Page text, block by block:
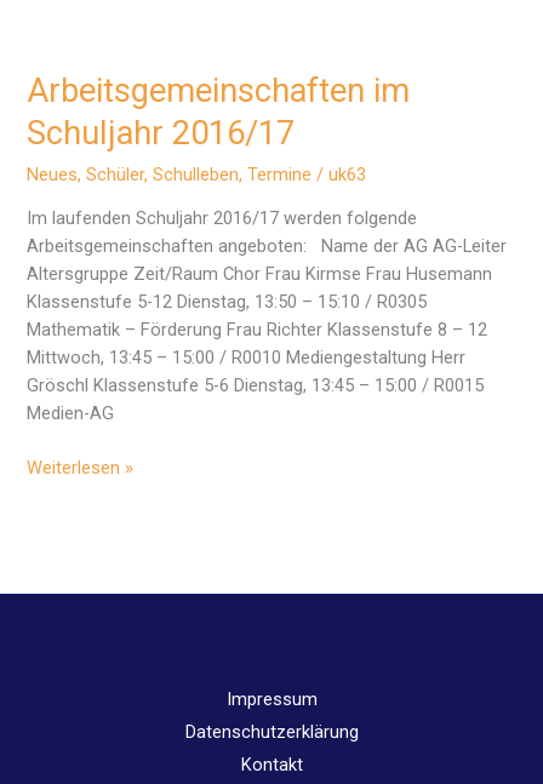
debattiert“
Arbeitsgemeinschaften im
Schuljahr 2016/17
Neues,Schüler,Schulleben,Termine /uk63
Im laufenden Schuljahr 2016/17 werden folgende
Arbeitsgemeinschaften angeboten: Name der AG AG-Leiter
Altersgruppe Zeit/Raum Chor Frau Kirmse Frau Husemann
Klassenstufe 5-12 Dienstag, 13:50 – 15:10 / R0305
Mathematik – Förderung Frau Richter Klassenstufe 8 – 12
Mittwoch, 13:45 – 15:00 / R0010 Mediengestaltung Herr
Gröschl Klassenstufe 5-6 Dienstag, 13:45 – 15:00 / R0015
Medien-AG
Arbeitsgemeinschaften
Weiterlesen »
Impressum
Datenschutzerklärung
Kontakt